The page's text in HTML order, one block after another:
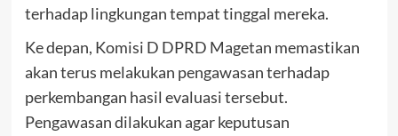
terhadap lingkungan tempat tinggal mereka.
Ke depan, Komisi D DPRD Magetan memastikan
akan terus melakukan pengawasan terhadap
perkembangan hasil evaluasi tersebut.
Pengawasan dilakukan agar keputusan